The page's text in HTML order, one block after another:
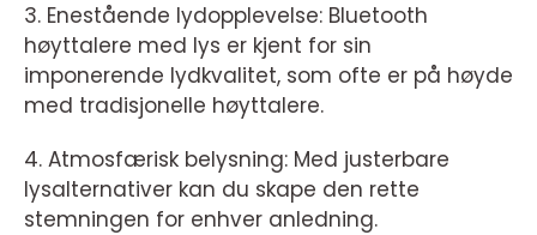
3. Enestående lydopplevelse: Bluetooth
høyttalere med lys er kjent for sin
imponerende lydkvalitet, som ofte er på høyde
med tradisjonelle høyttalere.
4. Atmosfærisk belysning: Med justerbare
lysalternativer kan du skape den rette
stemningen for enhver anledning.